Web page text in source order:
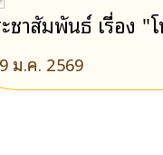
ชาสัมพันธ์ เรื่อง "
ม.ค. 2569